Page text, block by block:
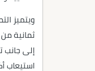
ويتميز
ثمانية
إلى جانب
استيعاب